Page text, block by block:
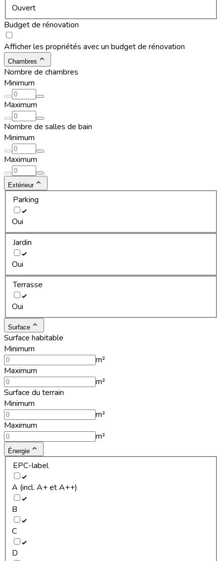
Ouvert
Budget de rénovation
Afficher les propriétés avec un budget de rénovation
Chambres
Nombre de chambres
Minimum
Maximum
Nombre de salles de bain
Minimum
Maximum
Extérieur
Parking
Oui
Jardin
Oui
Terrasse
Oui
Surface
Surface habitable
Minimum
m²
Maximum
m²
Surface du terrain
Minimum
m²
Maximum
m²
Énergie
EPC-label
A (incl. A+ et A++)
B
C
D